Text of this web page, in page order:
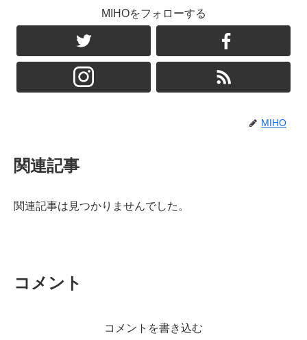
MIHOをフォローする
MIHO
関連記事
関連記事は見つかりませんでした。
コメント
コメントを書き込む